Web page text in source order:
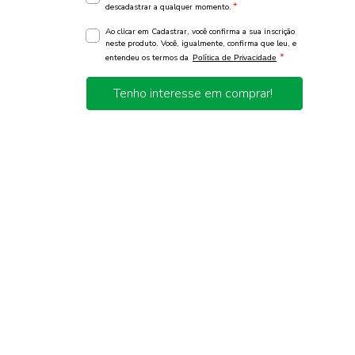
descadastrar a qualquer momento. *
Ao clicar em Cadastrar, você confirma a sua inscrição
neste produto. Você, igualmente, confirma que leu, e
entendeu os termos da Política de Privacidade *
Tenho interesse em comprar!